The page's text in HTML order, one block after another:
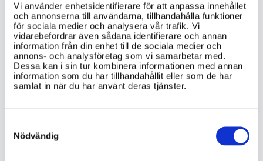
Vi använder enhetsidentifierare för att anpassa innehållet
och annonserna till användarna, tillhandahålla funktioner
för sociala medier och analysera vår trafik. Vi
vidarebefordrar även sådana identifierare och annan
information från din enhet till de sociala medier och
annons- och analysföretag som vi samarbetar med.
Dessa kan i sin tur kombinera informationen med annan
information som du har tillhandahållit eller som de har
samlat in när du har använt deras tjänster.
Selection
Nödvändig
VIKTIG INFORMATION
Var kan jag avregistrera en bil, och finns
det skillnad i proceduren beroende på
om bilen är skrotad, såld eller
avregistrering av en bil, och hur betalas